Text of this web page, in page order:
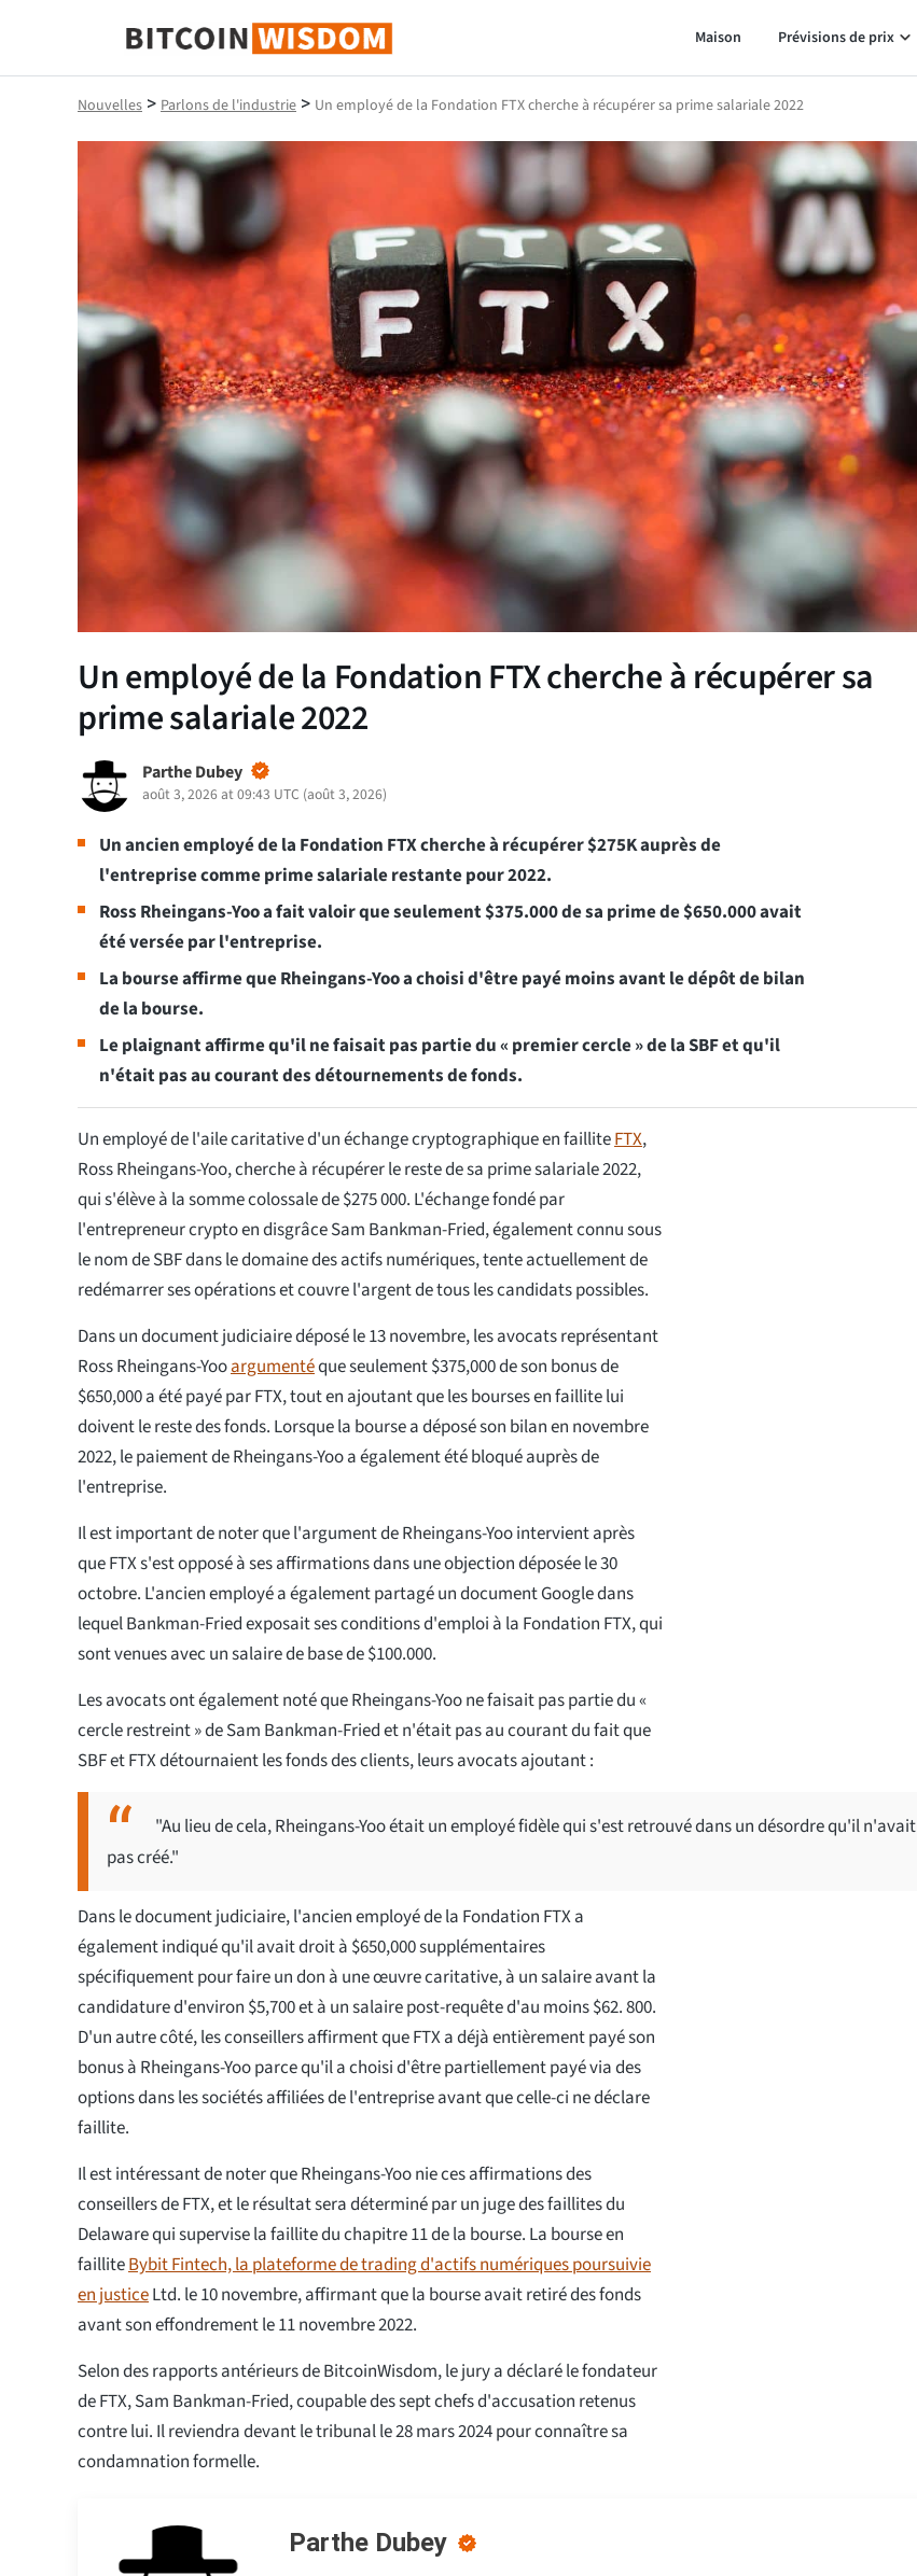
Bitcoin Sagesse
Maison Prévisions de prix
Nouvelles > Parlons de l'industrie > Un employé de la Fondation FTX cherche à récupérer sa prime salariale 2022
Un employé de la Fondation FTX cherche à récupérer sa
prime salariale 2022
Parthe Dubey
août 3, 2026 at 09:43 UTC (août 3, 2026)
Un ancien employé de la Fondation FTX cherche à récupérer $275K auprès de
l'entreprise comme prime salariale restante pour 2022.
Ross Rheingans-Yoo a fait valoir que seulement $375.000 de sa prime de $650.000 avait
été versée par l'entreprise.
La bourse affirme que Rheingans-Yoo a choisi d'être payé moins avant le dépôt de bilan
de la bourse.
Le plaignant affirme qu'il ne faisait pas partie du « premier cercle » de la SBF et qu'il
n'était pas au courant des détournements de fonds.
Un employé de l'aile caritative d'un échange cryptographique en failliteFTX,
Ross Rheingans-Yoo, cherche à récupérer le reste de sa prime salariale 2022,
qui s'élève à la somme colossale de $275 000. L'échange fondé par
l'entrepreneur crypto en disgrâce Sam Bankman-Fried, également connu sous
le nom de SBF dans le domaine des actifs numériques, tente actuellement de
redémarrer ses opérations et couvre l'argent de tous les candidats possibles.
Dans un document judiciaire déposé le 13 novembre, les avocats représentant
Ross Rheingans-Yooargumentéque seulement $375,000 de son bonus de
$650,000 a été payé par FTX, tout en ajoutant que les bourses en faillite lui
doivent le reste des fonds. Lorsque la bourse a déposé son bilan en novembre
2022, le paiement de Rheingans-Yoo a également été bloqué auprès de
l'entreprise.
Il est important de noter que l'argument de Rheingans-Yoo intervient après
que FTX s'est opposé à ses affirmations dans une objection déposée le 30
octobre. L'ancien employé a également partagé un document Google dans
lequel Bankman-Fried exposait ses conditions d'emploi à la Fondation FTX, qui
sont venues avec un salaire de base de $100.000.
Les avocats ont également noté que Rheingans-Yoo ne faisait pas partie du «
cercle restreint » de Sam Bankman-Fried et n'était pas au courant du fait que
SBF et FTX détournaient les fonds des clients, leurs avocats ajoutant :
"Au lieu de cela, Rheingans-Yoo était un employé fidèle qui s'est retrouvé dans un désordre qu'il n'avait
pas créé."
Dans le document judiciaire, l'ancien employé de la Fondation FTX a
également indiqué qu'il avait droit à $650,000 supplémentaires
spécifiquement pour faire un don à une œuvre caritative, à un salaire avant la
candidature d'environ $5,700 et à un salaire post-requête d'au moins $62. 800.
D'un autre côté, les conseillers affirment que FTX a déjà entièrement payé son
bonus à Rheingans-Yoo parce qu'il a choisi d'être partiellement payé via des
options dans les sociétés affiliées de l'entreprise avant que celle-ci ne déclare
faillite.
Il est intéressant de noter que Rheingans-Yoo nie ces affirmations des
conseillers de FTX, et le résultat sera déterminé par un juge des faillites du
Delaware qui supervise la faillite du chapitre 11 de la bourse. La bourse en
failliteBybit Fintech, la plateforme de trading d'actifs numériques poursuivie
en justiceLtd. le 10 novembre, affirmant que la bourse avait retiré des fonds
avant son effondrement le 11 novembre 2022.
Selon des rapports antérieurs de BitcoinWisdom, le jury a déclaré le fondateur
de FTX, Sam Bankman-Fried, coupable des sept chefs d'accusation retenus
contre lui. Il reviendra devant le tribunal le 28 mars 2024 pour connaître sa
condamnation formelle.
Parthe Dubey